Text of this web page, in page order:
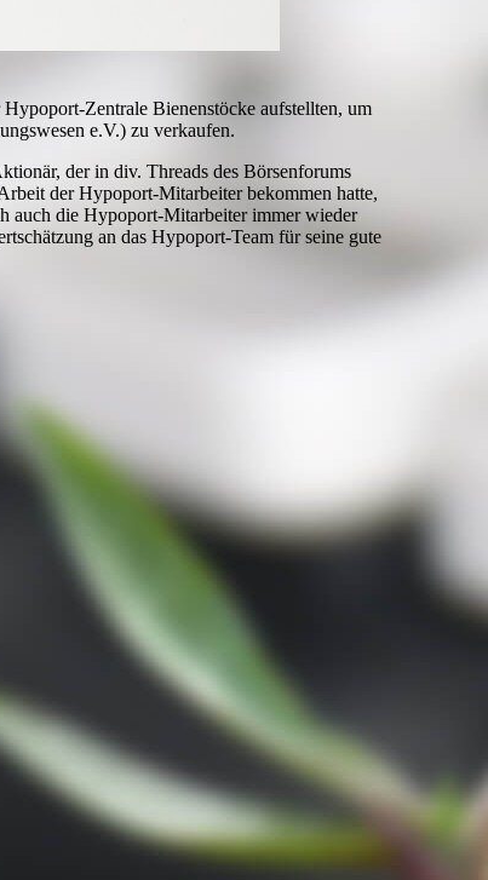
Zentrale Bienenstöcke aufstellten, um
e.V.) zu verkaufen.
der in div. Threads des Börsenforums
der Hypoport-Mitarbeiter bekommen hatte,
auch die Hypoport-Mitarbeiter immer wieder
an das Hypoport-Team für seine gute